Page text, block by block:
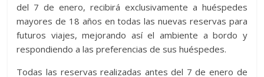
del 7 de enero, recibirá exclusivamente a huéspedes
mayores de 18 años en todas las nuevas reservas para
futuros viajes, mejorando así el ambiente a bordo y
respondiendo a las preferencias de sus huéspedes.
Todas las reservas realizadas antes del 7 de enero de